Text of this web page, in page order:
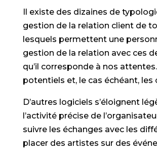
Il existe des dizaines de
gestion de la relation client de
lesquels permettent une
gestion de la relation avec ces
qu’il corresponde à nos
potentiels et, le cas échéant, les
D’autres logiciels s’éloignent
l’activité précise de
suivre les échanges avec les
placer des artistes sur des